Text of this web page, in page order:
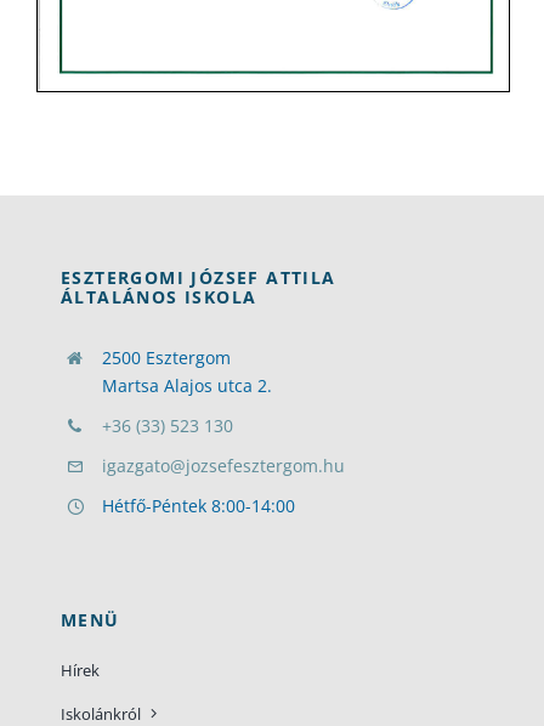
ESZTERGOMI JÓZSEF ATTILA
ÁLTALÁNOS ISKOLA
2500 Esztergom
Martsa Alajos utca 2.
+36 (33) 523 130
igazgato@jozsefesztergom.hu
Hétfő-Péntek 8:00-14:00
MENÜ
Hírek
Iskolánkról